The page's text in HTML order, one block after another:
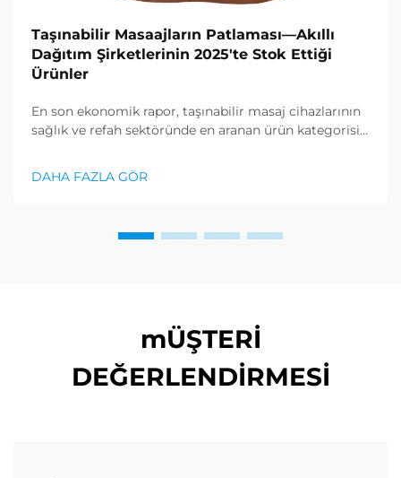
Taşınabilir Masaajların Patlaması—Akıllı
Dağıtım Şirketlerinin 2025'te Stok Ettiği
Ürünler
En son ekonomik rapor, taşınabilir masaj cihazlarının
sağlık ve refah sektöründe en aranan ürün kategorisi
büyük bir talep ortaya çıkıyor. Dağıtım şirketleri zaten
anladı ki...
DAHA FAZLA GÖR
mÜŞTERİ
DEĞERLENDİRMESİ